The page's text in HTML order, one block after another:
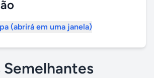
(abrirá em uma janela)